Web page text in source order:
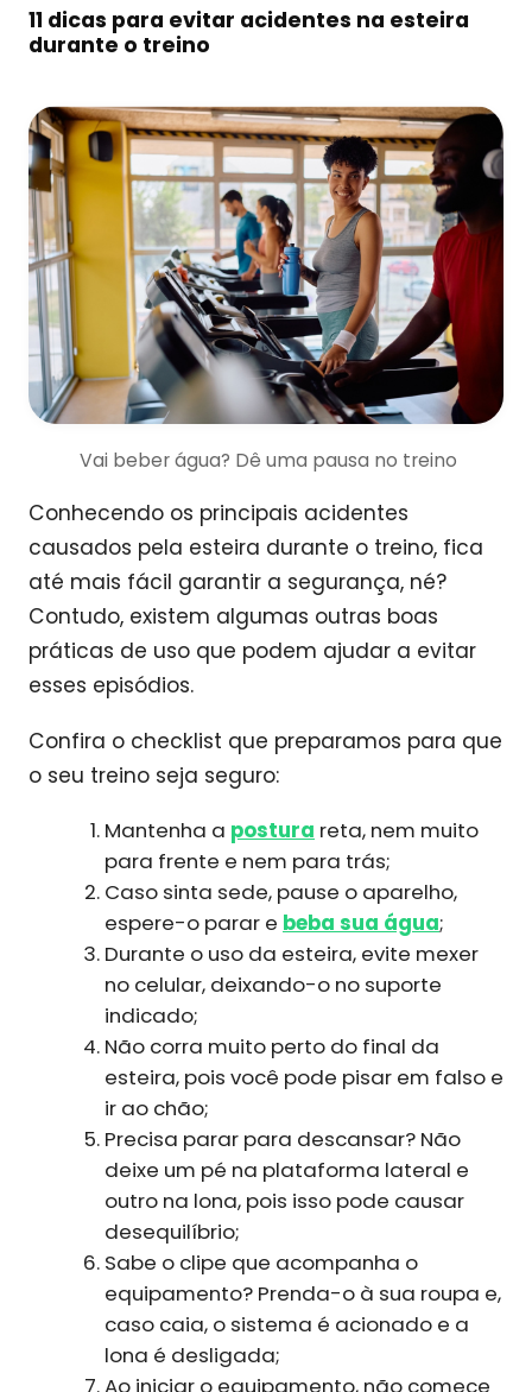
11 dicas para evitar acidentes na esteira
durante o treino
Vai beber água? Dê uma pausa no treino
Conhecendo os principais acidentes
causados pela esteira durante o treino, fica
até mais fácil garantir a segurança, né?
Contudo, existem algumas outras boas
práticas de uso que podem ajudar a evitar
esses episódios.
Confira o checklist que preparamos para que
o seu treino seja seguro:
Mantenha a postura reta, nem muito
para frente e nem para trás;
Caso sinta sede, pause o aparelho,
espere-o parar e beba sua água;
Durante o uso da esteira, evite mexer
no celular, deixando-o no suporte
indicado;
Não corra muito perto do final da
esteira, pois você pode pisar em falso e
ir ao chão;
Precisa parar para descansar? Não
deixe um pé na plataforma lateral e
outro na lona, pois isso pode causar
desequilíbrio;
Sabe o clipe que acompanha o
equipamento? Prenda-o à sua roupa e,
caso caia, o sistema é acionado e a
lona é desligada;
Ao iniciar o equipamento, não comece